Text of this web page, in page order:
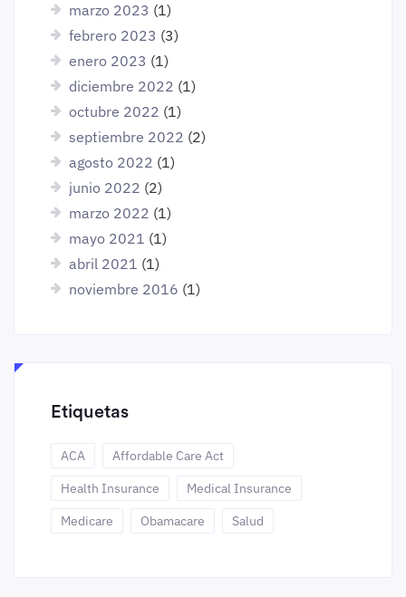
marzo 2023 (1)
febrero 2023 (3)
enero 2023 (1)
diciembre 2022 (1)
octubre 2022 (1)
septiembre 2022 (2)
agosto 2022 (1)
junio 2022 (2)
marzo 2022 (1)
mayo 2021 (1)
abril 2021 (1)
noviembre 2016 (1)
Etiquetas
ACA
Affordable Care Act
Health Insurance
Medical Insurance
Medicare
Obamacare Salud